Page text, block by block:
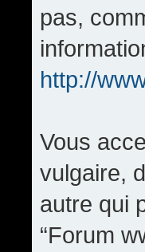
pas,
http://
Vous
vulgaire,
autre qui
“Forum